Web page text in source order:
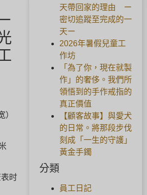
）
时
天帶回家的理由 ー
密切追蹤至完成的一
天ー
2026年暑假兒童工
作坊
「為了你，現在就製
作」的奢侈。我們所
領悟到的手作戒指的
真正價值
【顧客故事】與愛犬
的日常。將那段步伐
刻成「一生的守護」
黃金手鐲
分類
員工日記